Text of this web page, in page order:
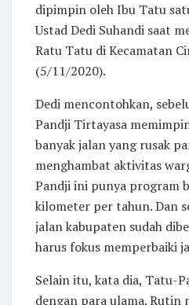
dipimpin oleh Ibu Tatu
Ustad Dedi Suhandi saat
Ratu Tatu di Kecamatan
(5/11/2020).
Dedi mencontohkan,
Pandji Tirtayasa
banyak jalan yang rusak
menghambat aktivitas
Pandji ini punya program
kilometer per tahun. Dan
jalan kabupaten sudah
harus fokus memperbaiki
Selain itu, kata dia, Tatu-
dengan para ulama. Rutin